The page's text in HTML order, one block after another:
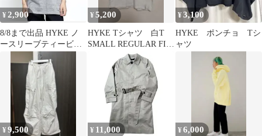
¥2,900
8/8まで出品 HYKE ノ
ースリーブティービッ
グフィット
¥5,200
HYKE Tシャツ 白T
SMALL REGULAR FIT
¥3,100
HYKE ポンチョ Tシ
ャツ
¥9,500 ¥ 11,000 ¥6,000